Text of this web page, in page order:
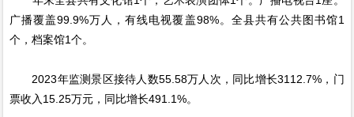
广播覆盖99.9%万人，有线电视覆盖98%。全县共有公共图书馆1
个，档案馆1个。
2023年监测景区接待人数55.58万人次，同比增长3112.7%，门
票收入15.25万元，同比增长491.1%。